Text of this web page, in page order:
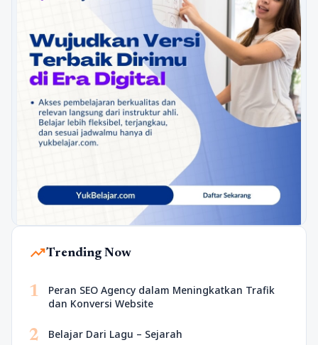
trending_upTrending Now
1
Peran SEO Agency dalam Meningkatkan Trafik
dan Konversi Website
2 Belajar Dari Lagu – Sejarah